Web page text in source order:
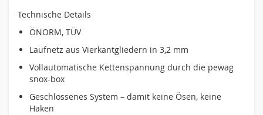
Technische Details
ÖNORM, TÜV
Laufnetz aus Vierkantgliedern in 3,2 mm
Vollautomatische Kettenspannung durch die pewag
snox-box
Geschlossenes System – damit keine Ösen, keine
Haken